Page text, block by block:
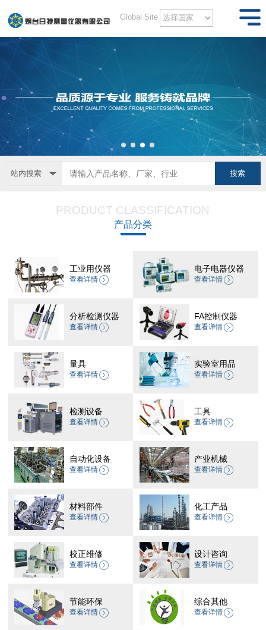
Global Site
站内搜索
PRODUCT CLASSIFICATION
产品分类
工业用仪器
查看详情
电子电器仪器
查看详情
分析检测仪器
查看详情
FA控制仪器
查看详情
量具
查看详情
实验室用品
查看详情
检测设备
查看详情
工具
查看详情
自动化设备
查看详情
产业机械
查看详情
材料部件
查看详情
化工产品
查看详情
校正维修
查看详情
设计咨询
查看详情
节能环保
查看详情
综合其他
查看详情